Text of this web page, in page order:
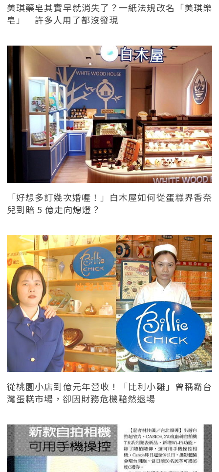
美琪藥皂其實早就消失了？一紙法規改名「美琪樂
皂」 許多人用了都沒發現
「好想多訂幾次婚喔！」白木屋如何從蛋糕界香奈
兒到賠 5 億走向熄燈？
從桃園小店到億元年營收！「比利小雞」曾稱霸台
灣蛋糕市場，卻因財務危機黯然退場